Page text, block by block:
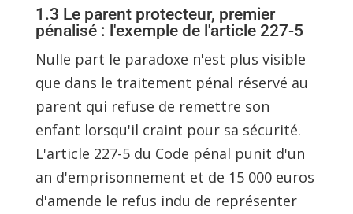
1.3 Le parent protecteur, premier
pénalisé : l'exemple de l'article 227-5
Nulle part le paradoxe n'est plus visible
que dans le traitement pénal réservé au
parent qui refuse de remettre son
enfant lorsqu'il craint pour sa sécurité.
L'article 227-5 du Code pénal punit d'un
an d'emprisonnement et de 15 000 euros
d'amende le refus indu de représenter